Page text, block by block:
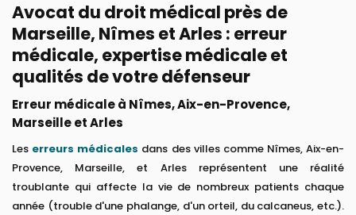
Avocat du droit médical près de
Marseille, Nîmes et Arles : erreur
médicale, expertise médicale et
qualités de votre défenseur
Erreur médicale à Nîmes, Aix-en-Provence,
Marseille et Arles
Les erreurs médicales dans des villes comme Nîmes, Aix-en-
Provence, Marseille, et Arles représentent une réalité
troublante qui affecte la vie de nombreux patients chaque
année (trouble d'une phalange, d'un orteil, du calcaneus, etc.).